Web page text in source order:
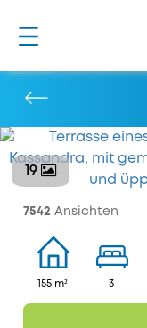
19
7542 Ansichten
155 m² 3